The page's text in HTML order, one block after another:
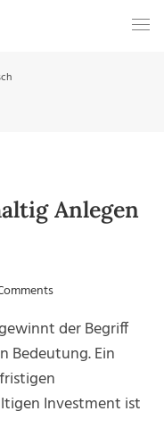
Anlegen
der Begriff
Bedeutung. Ein
Investment ist